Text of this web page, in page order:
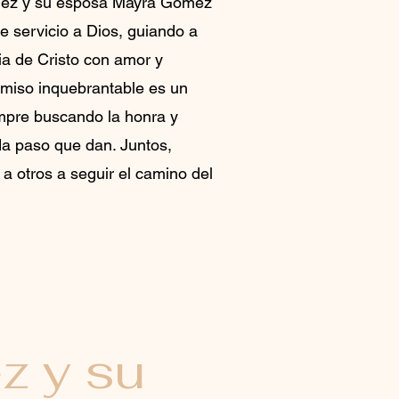
servicio a Dios, guiando a
de Cristo con amor y
inquebrantable es un
buscando la honra y
paso que dan. Juntos,
otros a seguir el camino del
y su